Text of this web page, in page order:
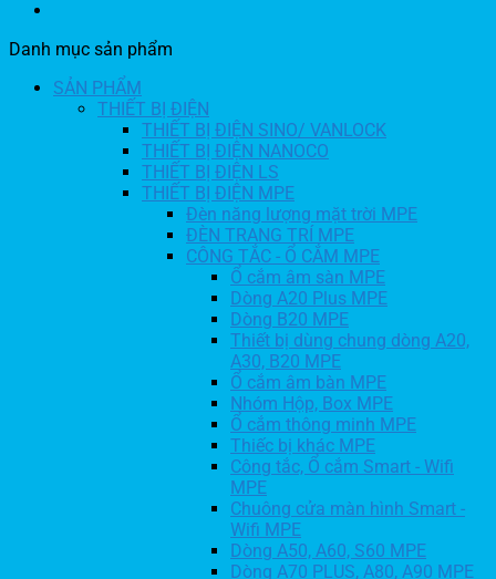
Danh mục sản phẩm
SẢN PHẨM
THIẾT BỊ ĐIỆN
THIẾT BỊ ĐIỆN SINO/ VANLOCK
THIẾT BỊ ĐIỆN NANOCO
THIẾT BỊ ĐIỆN LS
THIẾT BỊ ĐIỆN MPE
Đèn năng lượng mặt trời MPE
ĐÈN TRANG TRÍ MPE
CÔNG TẮC - Ổ CẮM MPE
Ổ cắm âm sàn MPE
Dòng A20 Plus MPE
Dòng B20 MPE
Thiết bị dùng chung dòng A20,
A30, B20 MPE
Ổ cắm âm bàn MPE
Nhóm Hộp, Box MPE
Ổ cắm thông minh MPE
Thiếc bị khác MPE
Công tắc, Ổ cắm Smart - Wifi
MPE
Chuông cửa màn hình Smart -
Wifi MPE
Dòng A50, A60, S60 MPE
Dòng A70 PLUS, A80, A90 MPE